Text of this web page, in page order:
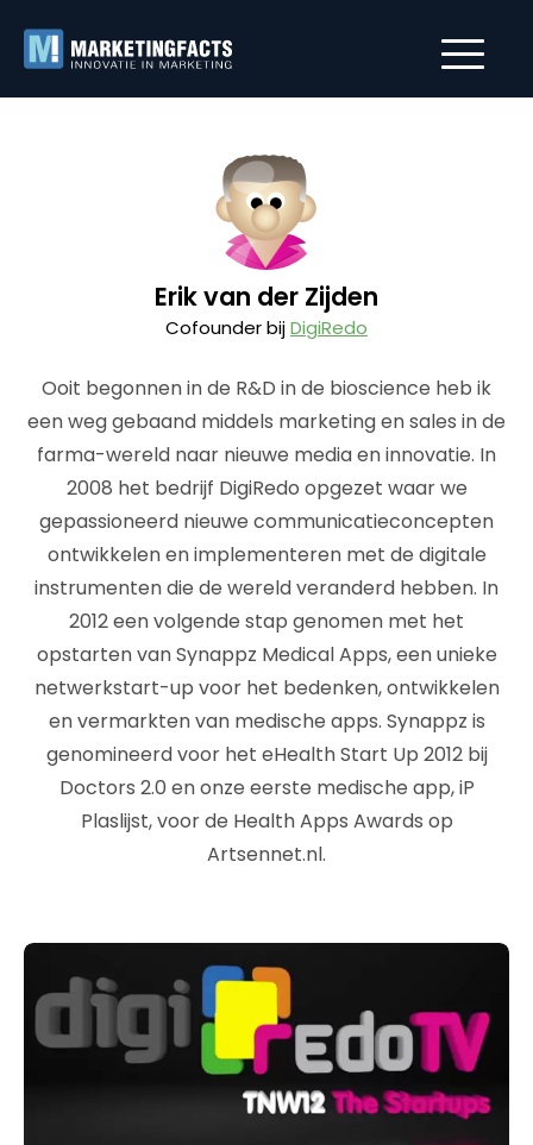
Erik van der Zijden
Cofounder bijDigiRedo
Ooit begonnen in de R&D in de bioscience heb ik
een weg gebaand middels marketing en sales in de
farma-wereld naar nieuwe media en innovatie. In
2008 het bedrijf DigiRedo opgezet waar we
gepassioneerd nieuwe communicatieconcepten
ontwikkelen en implementeren met de digitale
instrumenten die de wereld veranderd hebben. In
2012 een volgende stap genomen met het
opstarten van Synappz Medical Apps, een unieke
netwerkstart-up voor het bedenken, ontwikkelen
en vermarkten van medische apps. Synappz is
genomineerd voor het eHealth Start Up 2012 bij
Doctors 2.0 en onze eerste medische app, iP
Plaslijst, voor de Health Apps Awards op
Artsennet.nl.